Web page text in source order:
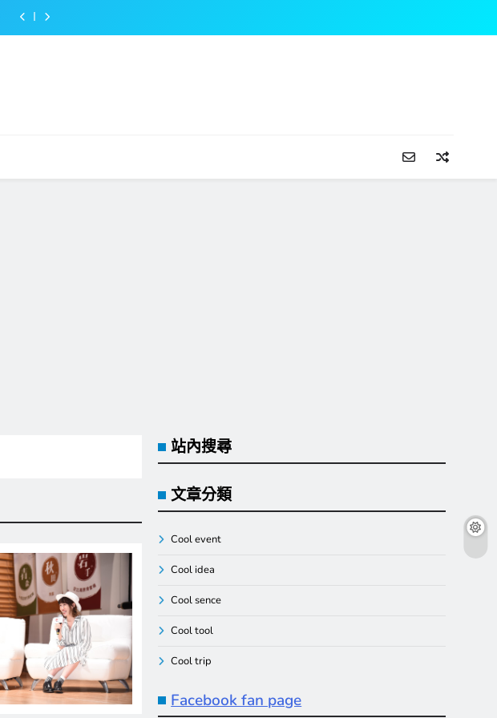
站內搜尋
文章分類
Cool event
Cool idea
Cool sence
Cool tool
Cool trip
Facebook fan page